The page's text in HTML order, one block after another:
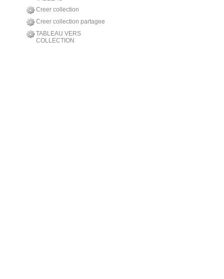
Creer collection
Creer collection partagee
TABLEAU VERS
COLLECTION